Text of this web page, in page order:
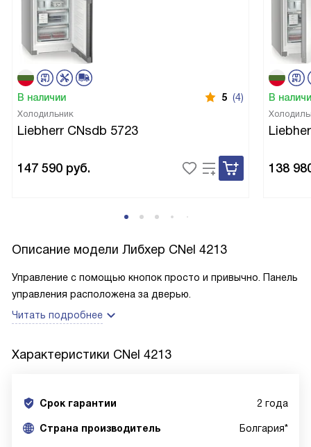
В наличии 5 (4)
Холодильник
Liebherr CNsdb 5723
147 590 руб.
В
138
Описание модели Либхер CNel 4213
Управление с помощью кнопок просто и привычно. Панель
управления расположена за дверью.
Читать подробнее
Характеристики CNel 4213
Срок гарантии 2 года
Cтрана производитель Болгария*